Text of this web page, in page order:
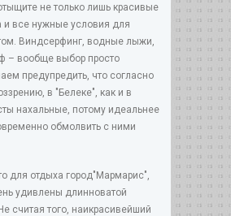
не только лишь красивые
и все нужные условия для
Виндсерфинг, водные лыжи,
– вообще выбор просто
предупредить, что согласно
в "Белеке", как и в
нахальные, потому идеальнее
обмолвить с ними
для отдыха город"Мармарис",
удивлены длинноватой
считая того, наикрасивейший